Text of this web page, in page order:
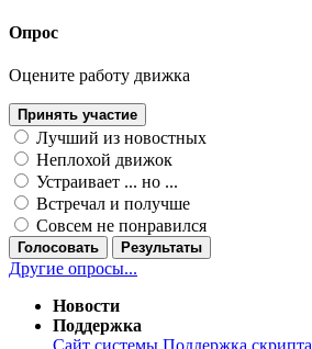
Опрос
Оцените работу движка
Принять участие
Лучший из новостных
Неплохой движок
Устраивает ... но ...
Встречал и получше
Совсем не понравился
Голосовать Результаты
Другие опросы...
Новости
Поддержка